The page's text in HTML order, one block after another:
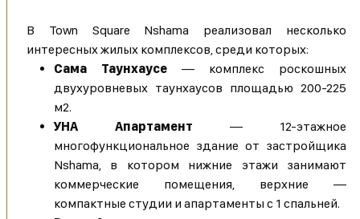
В Town Square Nshama реализовал несколько
интересных жилых комплексов, среди которых:
Сама Таунхаусе — комплекс роскошных
двухуровневых таунхаусов площадью 200-225
м2.
УНА Апартамент — 12-этажное
многофункциональное здание от застройщика
Nshama, в котором нижние этажи занимают
коммерческие помещения, верхние —
компактные студии и апартаменты с 1 спальней.